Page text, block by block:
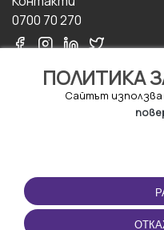
ПОЛИТИКА
Сайтът използва
0700 70 270
ПОЛЗВАНЕ
Правила и условия за
ползване